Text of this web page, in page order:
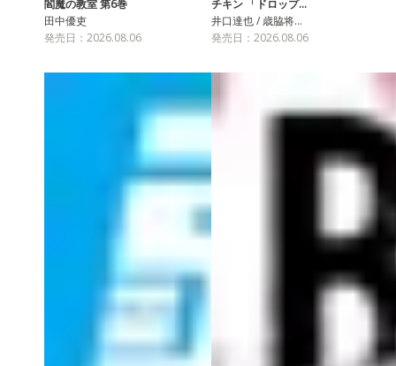
閻魔の教室 第6巻
田中優吏
発売日：2026.08.06
チキン 「ドロップ…
井口達也 / 歳脇将…
発売日：2026.08.06